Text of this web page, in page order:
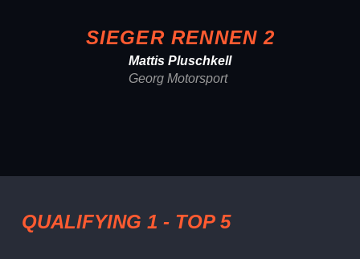
SIEGER RENNEN 2
Mattis Pluschkell
Georg Motorsport
QUALIFYING 1 - TOP 5